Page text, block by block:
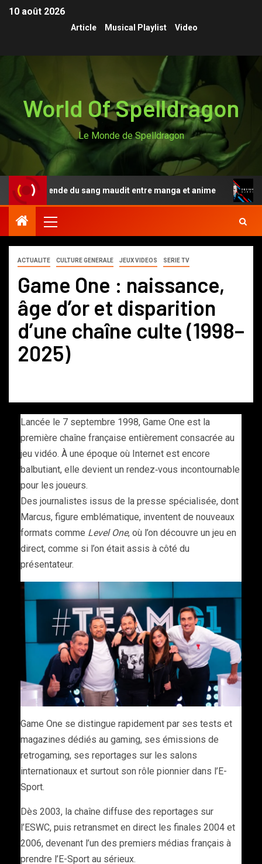
10 août 2026
Article Musical Playlist Video
World Of Spelldragon
Le Monde de Spelldragon
la légende du sang maudit entre manga et anime
ACTUALITE CULTURE GENERALE JEUX VIDEOS SERIE TV
Game One : naissance,
âge d’or et disparition
d’une chaîne culte (1998–
2025)
Lancée le 7 septembre 1998, Game One est la
première chaîne française entièrement consacrée au
jeu vidéo. À une époque où Internet est encore
balbutiant, elle devient un rendez‑vous incontournable
pour les joueurs.
Des journalistes issus de la presse spécialisée, dont
Marcus, figure emblématique, inventent de nouveaux
formats comme Level One, où l’on découvre un jeu en
direct, comme si l’on était assis à côté du
présentateur.
Game One se distingue rapidement par ses tests et
magazines dédiés au gaming, ses émissions de
retrogaming, ses reportages sur les salons
internationaux et surtout son rôle pionnier dans l’E-
Sport.
Dès 2003, la chaîne diffuse des reportages sur
l’ESWC, puis retransmet en direct les finales 2004 et
2006, devenant l’un des premiers médias français à
prendre l’E-Sport au sérieux.